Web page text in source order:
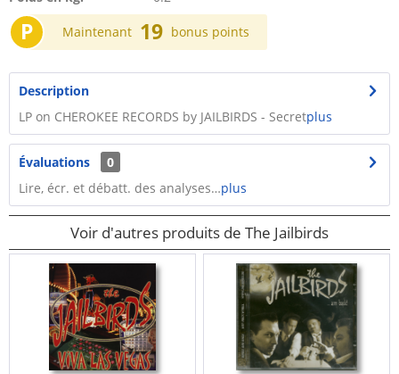
P Maintenant 19 bonus points
Description
LP on CHEROKEE RECORDS by JAILBIRDS - Secretplus
Évaluations
0
Lire, écr. et débatt. des analyses…plus
Voir d'autres produits de The Jailbirds